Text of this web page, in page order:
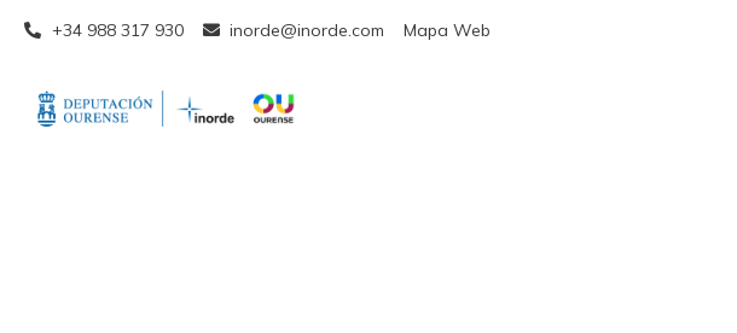
+34 988 317 930 inorde@inorde.com Mapa Web